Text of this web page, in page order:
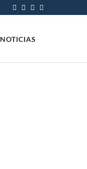
NOTICIAS